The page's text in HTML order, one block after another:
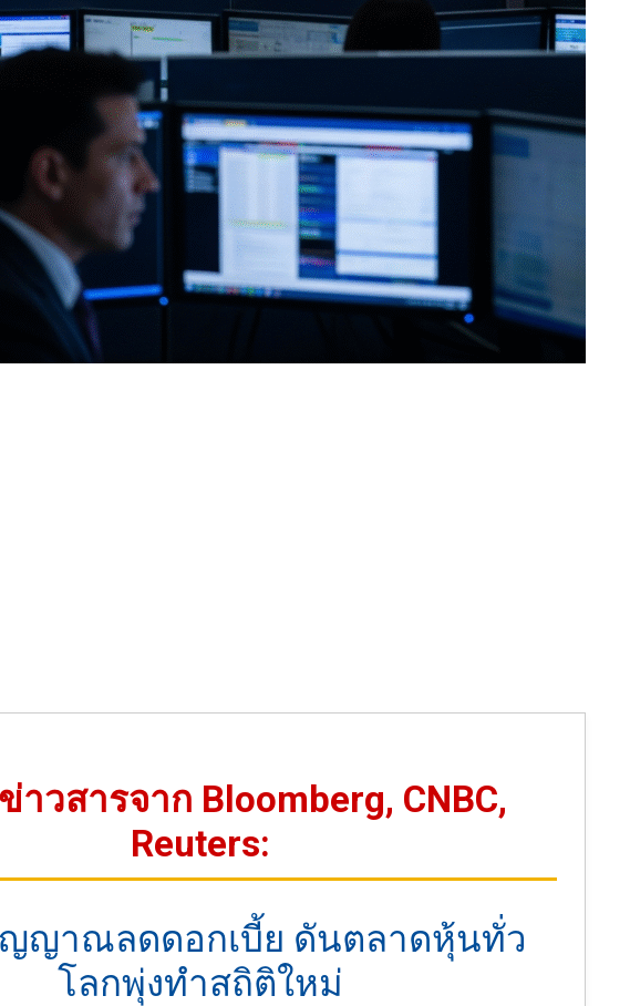
าวสารจาก Bloomberg, CNBC,
Reuters:
ญญาณลดดอกเบี้ย ดันตลาดหุ้นทั่ว
โลกพุ่งทำสถิติใหม่